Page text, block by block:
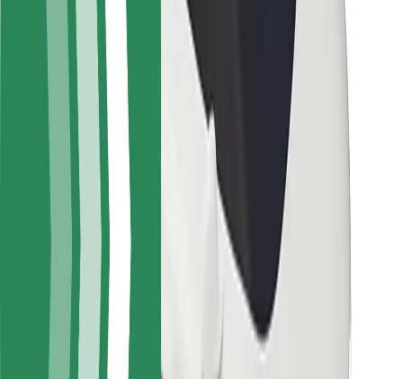
Media
Urban Fund
Säkerhet
Kundsäkerhet
Förarsäkerhet
Scootersäkerhet
Säkerhetslabb
Städer
Platser
Stadslösningar
Flygplatser
Bolt laddstationer